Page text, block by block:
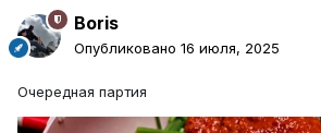
Boris
Опубликовано 16 июля, 2025
Очередная партия